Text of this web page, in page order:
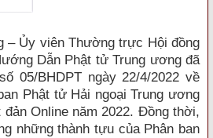
– Ủy viên Thường trực Hội đồng
Dẫn Phật tử Trung ương đã
05/BHDPT ngày 22/4/2022 về
Phật tử Hải ngoại Trung ương
Online năm 2022. Đồng thời,
những thành tựu của Phân ban